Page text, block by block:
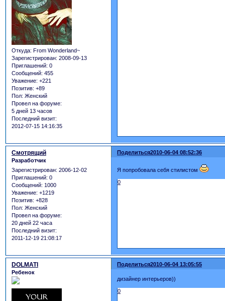
Откуда: From Wonderland~
Зарегистрирован: 2008-09-13
Приглашений: 0
Сообщений: 455
Уважение: +221
Позитив: +89
Пол: Женский
Провел на форуме:
5 дней 13 часов
Последний визит:
2012-07-15 14:16:35
Поделиться2010-06-04 08:52:36
Смотрящий
Разработчик
Зарегистрирован: 2006-12-02
Приглашений: 0
Сообщений: 1000
Уважение: +1219
Позитив: +828
Пол: Женский
Провел на форуме:
20 дней 22 часа
Последний визит:
2011-12-19 21:08:17
Я попробовала себя стилистом
0
Поделиться2010-06-04 13:05:55
DOLMATI
Ребенок
дизайнер интерьеров))
0